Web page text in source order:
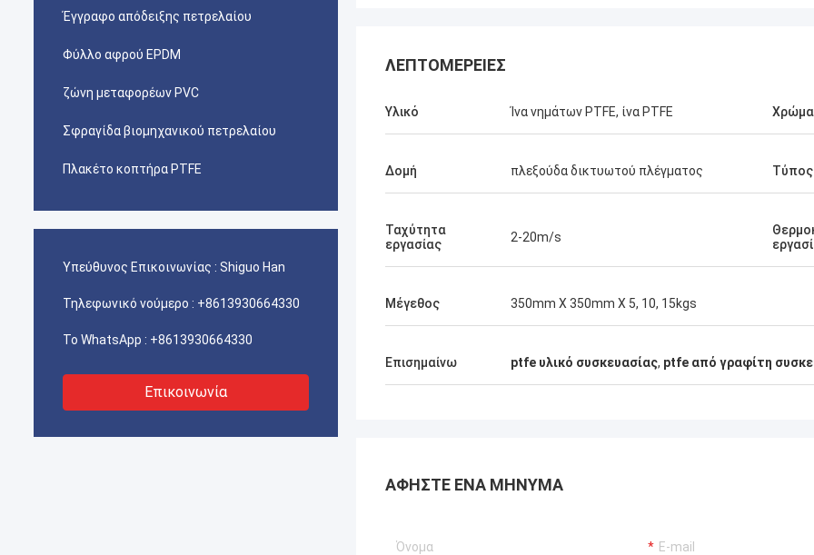
Έγγραφο απόδειξης πετρελαίου
Φύλλο αφρού EPDM
ζώνη μεταφορέων PVC
Σφραγίδα βιομηχανικού πετρελαίου
Πλακέτο κοπτήρα PTFE
Υπεύθυνος Επικοινωνίας : Shiguo Han
Τηλεφωνικό νούμερο : +8613930664330
Το WhatsApp : +8613930664330
Επικοινωνία
ΛΕΠΤΟΜΈΡΕΙΕΣ
Υλικό Ίνα νημάτων PTFE, ίνα PTFE Χρώμα
Δομή πλεξούδα δικτυωτού πλέγματος Τύπος
Ταχύτητα
εργασίας
2-20m/s
Μέγεθος 350mm X 350mm X 5, 10, 15kgs
Επισημαίνω ptfe υλικό συσκευασίας, ptfe από γραφίτη
ΑΦΉΣΤΕ ΈΝΑ ΜΉΝΥΜΑ